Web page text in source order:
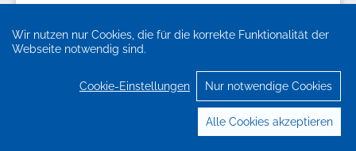
Wir nutzen nur Cookies, die für die korrekte Funktionalität der
Webseite notwendig sind.
Cookie-Einstellungen Nur notwendige Cookies
Alle Cookies akzeptieren